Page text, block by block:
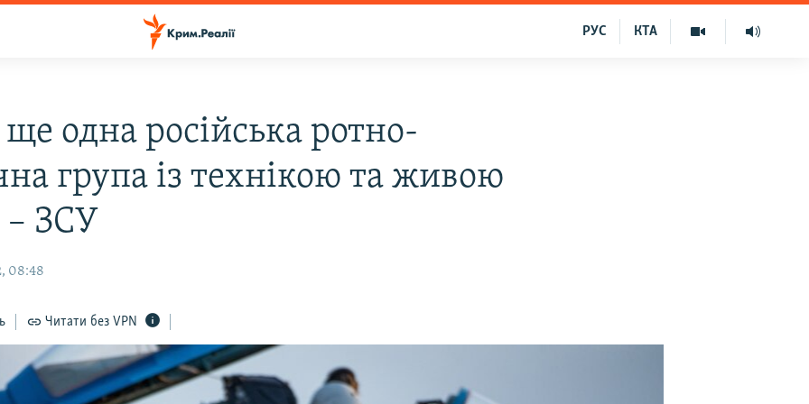
КТА
РУС
одна російська ротно-
група із технікою та живою
ЗСУ
08:48
Читати без VPN